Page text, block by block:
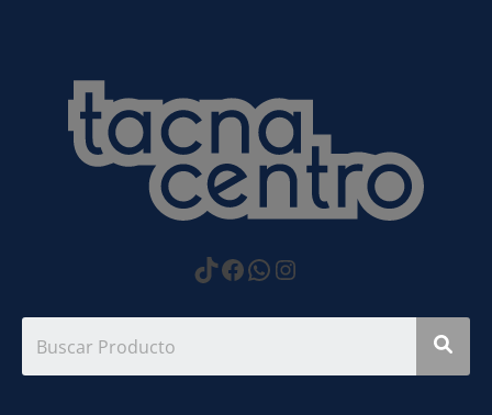
https://
Facebook
WhatsApp
Instagram